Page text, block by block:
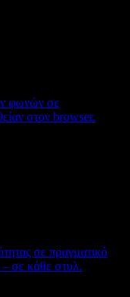
φωνών σε
στον browser.
σε πραγματικό
σε κάθε στυλ.